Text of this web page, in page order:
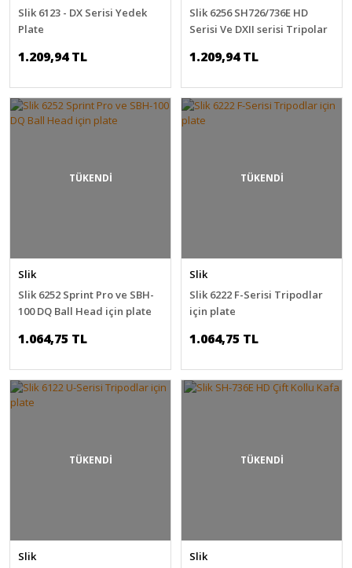
Slik 6123 - DX Serisi Yedek
Plate
1.209,94 TL
Slik 6256 SH726/736E HD
Serisi Ve DXII serisi Tripolar
1.209,94 TL
TÜKENDİ
Slik
Slik 6252 Sprint Pro ve SBH-
100 DQ Ball Head için plate
1.064,75 TL
TÜKENDİ
Slik
Slik 6222 F-Serisi Tripodlar
için plate
1.064,75 TL
TÜKENDİ
Slik
TÜKENDİ
Slik